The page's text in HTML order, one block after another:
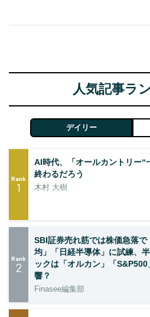
人気記事ラ
デイリー
Rank
1
AI時代、「オールカントリー“
終わるだろう
木村 大樹
Rank
2
SBI証券売れ筋では株価急落で
均」「日経半導体」に試練、
ックは「オルカン」「S&P500
響？
Finasee編集部